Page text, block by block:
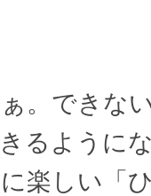
。できな
るように
楽しい「